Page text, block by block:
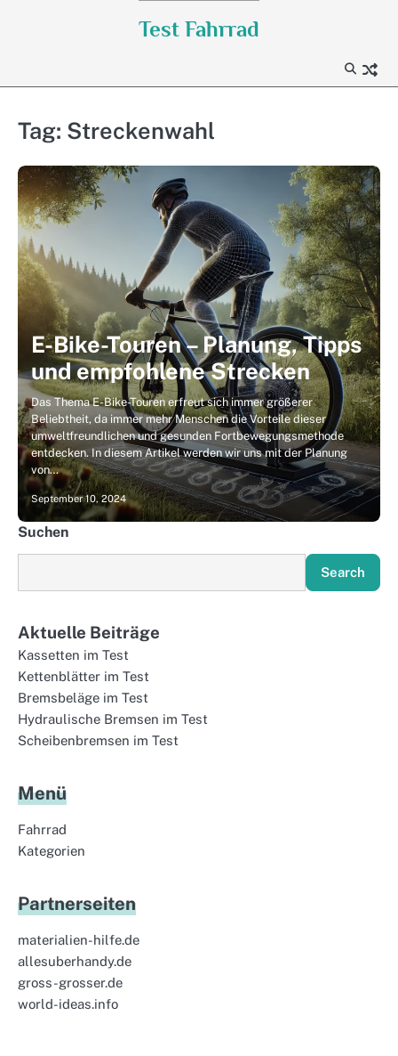
Test Fahrrad
Tag: Streckenwahl
E-Bike-Touren – Planung, Tipps
und empfohlene Strecken
Das Thema E-Bike-Touren erfreut sich immer größerer
Beliebtheit, da immer mehr Menschen die Vorteile dieser
umweltfreundlichen und gesunden Fortbewegungsmethode
entdecken. In diesem Artikel werden wir uns mit der Planung
von…
September 10, 2024
Suchen
Search
Aktuelle Beiträge
Kassetten im Test
Kettenblätter im Test
Bremsbeläge im Test
Hydraulische Bremsen im Test
Scheibenbremsen im Test
Menü
Fahrrad
Kategorien
Partnerseiten
materialien-hilfe.de
allesuberhandy.de
gross-grosser.de
world-ideas.info